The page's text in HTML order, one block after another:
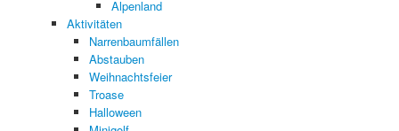
Alpenland
Aktivitäten
Narrenbaumfällen
Abstauben
Weihnachtsfeier
Troase
Halloween